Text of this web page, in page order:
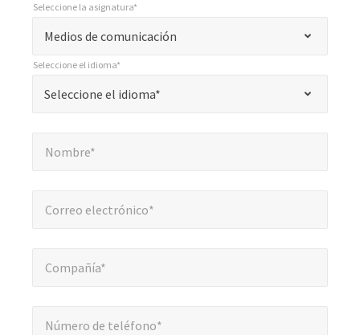
"
indica
Medios de comunicación
Seleccione la asignatura*
Seleccione el idioma*
Seleccione el idioma*
Nombre*
Correo electrónico*
Compañía*
Número de teléfono*